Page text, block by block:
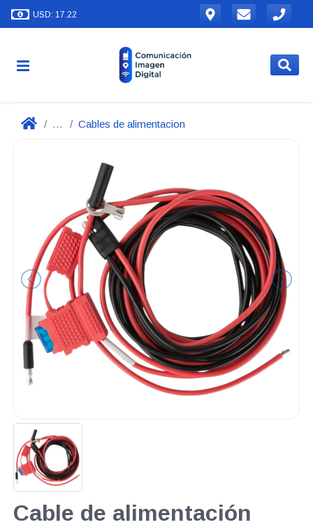
USD: 17.22
... Cables de alimentacion
Cable de alimentación